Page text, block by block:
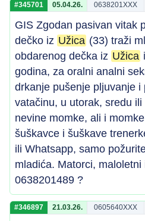
#345701 05.04.26. 0638201XXX
GIS Zgodan pasivan vitak
dečko iz Užica (33) traži
obdarenog dečka iz Užica
godina, za oralni analni
drkanje pušenje pljuvanje i
vatačinu, u utorak, sredu
nevine momke, ali i
šuškavce i šuškave
ili Whatsapp, samo
mladića. Matorci,
0638201489 ?
#346897 21.03.26. 0605640XXX